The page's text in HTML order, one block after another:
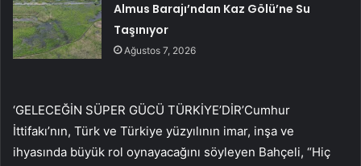
Almus Barajı’ndan Kaz Gölü’ne Su
Taşınıyor
Ağustos 7, 2026
‘GELECEĞİN SÜPER GÜCÜ TÜRKİYE’DİR’Cumhur
İttifakı’nın, Türk ve Türkiye yüzyılının imar, inşa ve
ihyasında büyük rol oynayacağını söyleyen Bahçeli, “Hiç